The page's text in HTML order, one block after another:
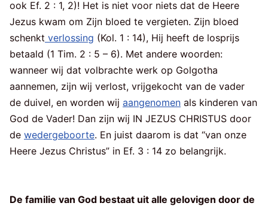
ook Ef. 2 : 1, 2)! Het is niet voor niets dat de Heere
Jezus kwam om Zijn bloed te vergieten. Zijn bloed
schenkt verlossing (Kol. 1 : 14), Hij heeft de losprijs
betaald (1 Tim. 2 : 5 – 6). Met andere woorden:
wanneer wij dat volbrachte werk op Golgotha
aannemen, zijn wij verlost, vrijgekocht van de vader
de duivel, en worden wij aangenomen als kinderen van
God de Vader! Dan zijn wij IN JEZUS CHRISTUS door
de wedergeboorte. En juist daarom is dat “van onze
Heere Jezus Christus” in Ef. 3 : 14 zo belangrijk.
De familie van God bestaat uit alle gelovigen door de